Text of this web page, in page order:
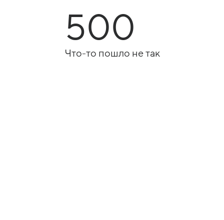
500
Что-то пошло не так